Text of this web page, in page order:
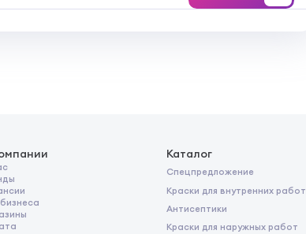
Каталог
Спецпредложение
Краски для внутренних работ
Антисептики
Краски для наружных работ